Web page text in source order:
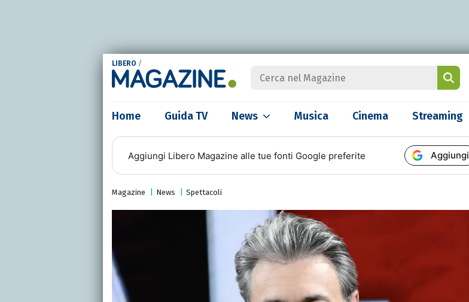
LIBERO /
Home Guida TV News Musica Cinema Streaming
Aggiungi Libero Magazine alle tue fonti Google preferite Aggiungi
Magazine News Spettacoli